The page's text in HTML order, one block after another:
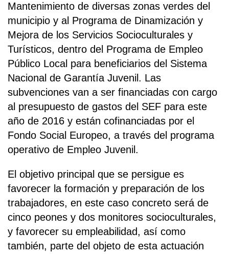
Mantenimiento de diversas zonas verdes del
municipio y al Programa de Dinamización y
Mejora de los Servicios Socioculturales y
Turísticos, dentro del Programa de Empleo
Público Local para beneficiarios del Sistema
Nacional de Garantía Juvenil. Las
subvenciones van a ser financiadas con cargo
al presupuesto de gastos del SEF para este
año de 2016 y están cofinanciadas por el
Fondo Social Europeo, a través del programa
operativo de Empleo Juvenil.
El objetivo principal que se persigue es
favorecer la formación y preparación de los
trabajadores, en este caso concreto será de
cinco peones y dos monitores socioculturales,
y favorecer su empleabilidad, así como
también, parte del objeto de esta actuación